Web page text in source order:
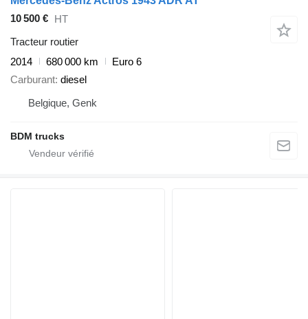
10 500 € HT
Tracteur routier
2014
680 000 km
Euro 6
Carburant diesel
Belgique, Genk
BDM trucks